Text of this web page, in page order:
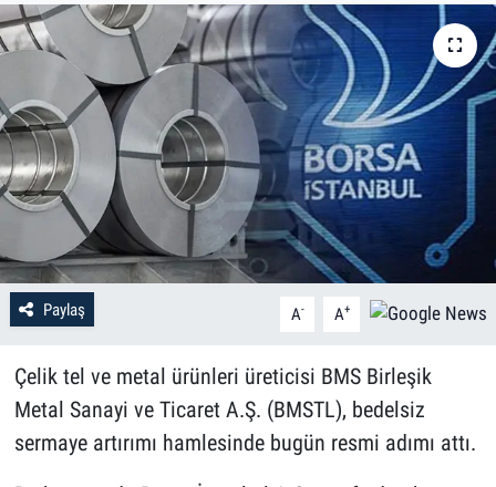
Paylaş A- A+
Çelik tel ve metal ürünleri üreticisi BMS Birleşik
Metal Sanayi ve Ticaret A.Ş. (BMSTL), bedelsiz
sermaye artırımı hamlesinde bugün resmi adımı attı.